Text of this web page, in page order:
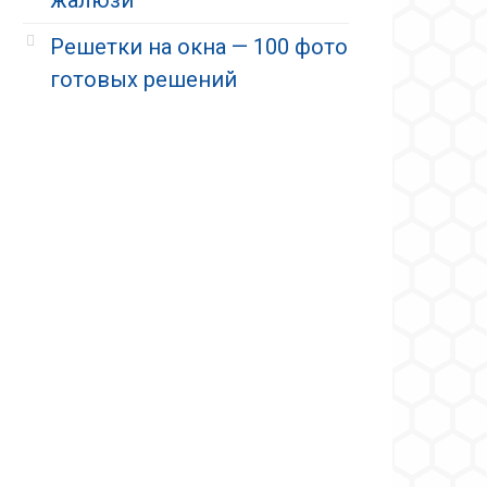
Решетки на окна — 100 фото
готовых решений